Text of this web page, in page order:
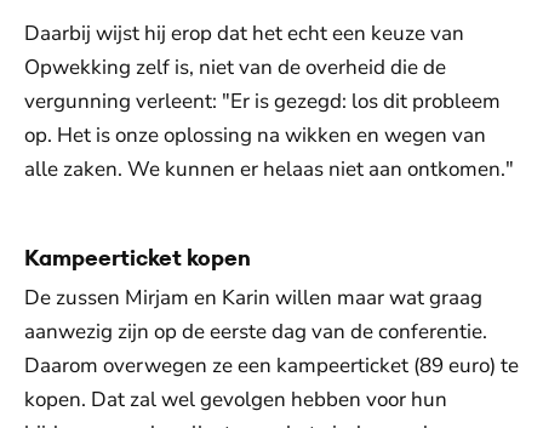
Daarbij wijst hij erop dat het echt een keuze van
Opwekking zelf is, niet van de overheid die de
vergunning verleent: "Er is gezegd: los dit probleem
op. Het is onze oplossing na wikken en wegen van
alle zaken. We kunnen er helaas niet aan ontkomen."
Kampeerticket kopen
De zussen Mirjam en Karin willen maar wat graag
aanwezig zijn op de eerste dag van de conferentie.
Daarom overwegen ze een kampeerticket (89 euro) te
kopen. Dat zal wel gevolgen hebben voor hun